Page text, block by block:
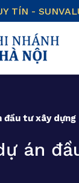
TÍN -
đầu tư xây dựng
án